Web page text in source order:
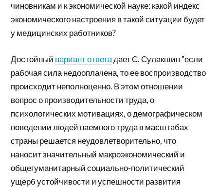
чиновникам и к экономической науке: какой индекс
экономического настроения в такой ситуации будет
у медицинских работников?
Достойный вариант ответадает С. Сулакшин "если
рабочая сила недооплачена, то ее воспроизводство
происходит неполноценно. В этом отношении
вопрос о производительности труда, о
психологических мотивациях, о демографическом
поведении людей наемного труда в масштабах
страны решается неудовлетворительно, что
наносит значительный макроэкономический и
общегуманитарный социально-политический
ущерб устойчивости и успешности развития